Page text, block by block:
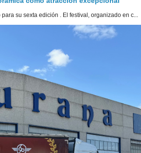
su sexta edición . El festival, organizado en c...